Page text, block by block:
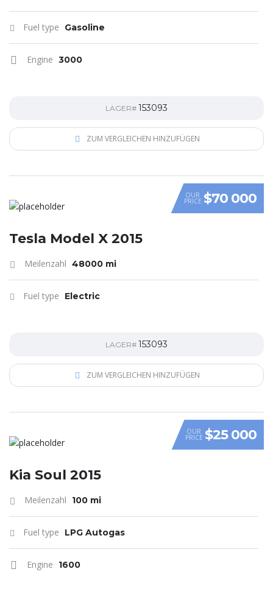
Fuel type Gasoline
Engine 3000
LAGER# 153093
ZUM VERGLEICHEN HINZUFÜGEN
OUR
PRICE $70 000
Tesla Model X 2015
Meilenzahl 48000 mi
Fuel type Electric
LAGER# 153093
ZUM VERGLEICHEN HINZUFÜGEN
VIDEO
OUR
PRICE $25 000
Kia Soul 2015
Meilenzahl 100 mi
Fuel type LPG Autogas
Engine 1600